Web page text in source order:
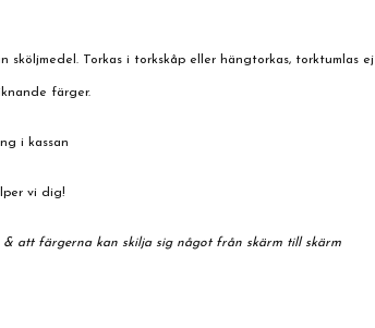
Torkas i torkskåp eller hängtorkas, torktumlas ej
färger.
i kassan
vi dig!
att färgerna kan skilja sig något från skärm till skärm